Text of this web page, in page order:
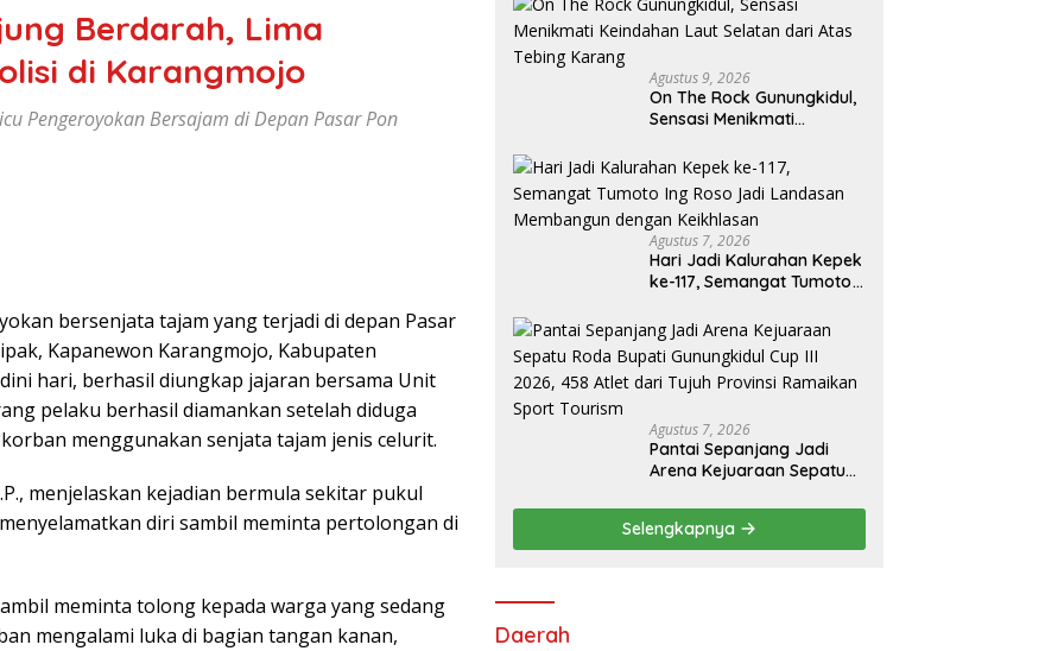
Berdarah, Lima
di Karangmojo
Pengeroyokan Bersajam di Depan Pasar Pon
bersenjata tajam yang terjadi di depan Pasar
Kapanewon Karangmojo, Kabupaten
hari, berhasil diungkap jajaran bersama Unit
pelaku berhasil diamankan setelah diduga
menggunakan senjata tajam jenis celurit.
menjelaskan kejadian bermula sekitar pukul
diri sambil meminta pertolongan di
meminta tolong kepada warga yang sedang
mengalami luka di bagian tangan kanan,
Agustus 9, 2026
On The Rock Gunungkidul,
Sensasi Menikmati
dari Atas Tebing Karang
Agustus 7, 2026
Hari Jadi Kalurahan Kepek
ke-117, Semangat Tumoto
Membangun dengan
Keikhlasan
Agustus 7, 2026
Pantai Sepanjang Jadi
Arena Kejuaraan Sepatu
Cup III 2026, 458 Atlet dari
Tujuh Provinsi Ramaikan
Sport Tourism
Selengkapnya
Daerah